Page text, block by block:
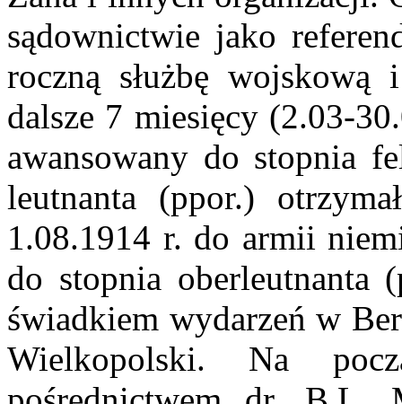
sądownictwie jako
roczną służbę wojskową
dalsze 7 miesięcy (2.03-
awansowany do stopnia
leutnanta (ppor.)
1.08.1914 r. do armii
do stopnia oberleutnanta
świadkiem wydarzeń w
Wielkopolski. Na